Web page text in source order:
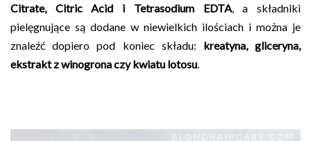
Citrate, Citric Acid i Tetrasodium EDTA, a składniki
pielęgnujące są dodane w niewielkich ilościach i można je
znaleźć dopiero pod koniec składu: kreatyna, gliceryna,
ekstrakt z winogrona czy kwiatu lotosu.